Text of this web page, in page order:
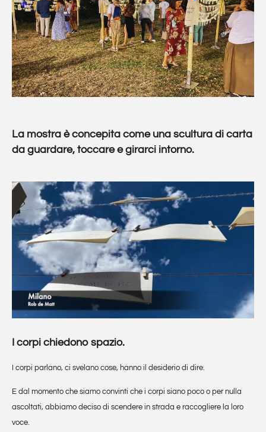
La mostra è concepita come una scultura di carta
da guardare, toccare e girarci intorno.
I corpi chiedono spazio.
I corpi parlano, ci svelano cose, hanno il desiderio di dire.
E dal momento che siamo convinti che i corpi siano poco o per nulla
ascoltati, abbiamo deciso di scendere in strada e raccogliere la loro
voce.